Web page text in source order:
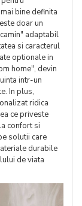
bine definita
doar un
adaptabil
si caracterul
optionale in
home", devin
intr-un
In plus,
ridica
ce priveste
confort si
solutii care
durabile
de viata